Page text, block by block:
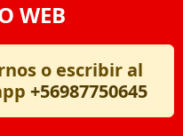
WEB
o escribir al
+56987750645